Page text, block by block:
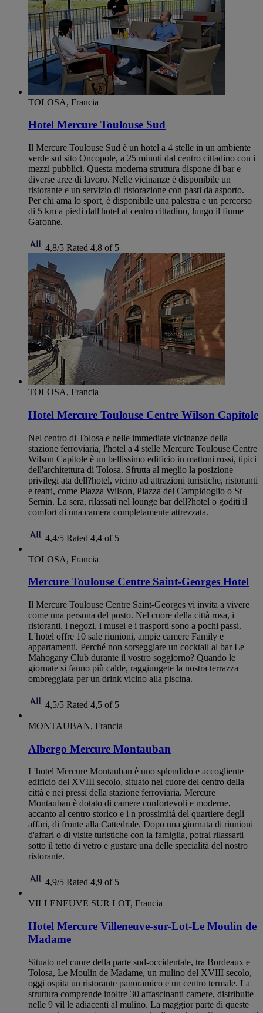
TOLOSA, Francia
Hotel Mercure Toulouse Sud
Il Mercure Toulouse Sud è un hotel a 4 stelle in un ambiente
verde sul sito Oncopole, a 25 minuti dal centro cittadino con i
mezzi pubblici. Questa moderna struttura dispone di bar e
diverse aree di lavoro. Nelle vicinanze è disponibile un
ristorante e un servizio di ristorazione con pasti da asporto.
Per chi ama lo sport, è disponibile una palestra e un percorso
di 5 km a piedi dall'hotel al centro cittadino, lungo il fiume
Garonne.
4,8/5 Rated 4,8 of 5
TOLOSA, Francia
Hotel Mercure Toulouse Centre Wilson Capitole
Nel centro di Tolosa e nelle immediate vicinanze della
stazione ferroviaria, l'hotel a 4 stelle Mercure Toulouse Centre
Wilson Capitole è un bellissimo edificio in mattoni rossi, tipici
dell'architettura di Tolosa. Sfrutta al meglio la posizione
privilegi ata dell?hotel, vicino ad attrazioni turistiche, ristoranti
e teatri, come Piazza Wilson, Piazza del Campidoglio o St
Sernin. La sera, rilassati nel lounge bar dell?hotel o goditi il
comfort di una camera completamente attrezzata.
4,4/5 Rated 4,4 of 5
TOLOSA, Francia
Mercure Toulouse Centre Saint-Georges Hotel
Il Mercure Toulouse Centre Saint-Georges vi invita a vivere
come una persona del posto. Nel cuore della città rosa, i
ristoranti, i negozi, i musei e i trasporti sono a pochi passi.
L'hotel offre 10 sale riunioni, ampie camere Family e
appartamenti. Perché non sorseggiare un cocktail al bar Le
Mahogany Club durante il vostro soggiorno? Quando le
giornate si fanno più calde, raggiungete la nostra terrazza
ombreggiata per un drink vicino alla piscina.
4,5/5 Rated 4,5 of 5
MONTAUBAN, Francia
Albergo Mercure Montauban
L'hotel Mercure Montauban è uno splendido e accogliente
edificio del XVIII secolo, situato nel cuore del centro della
città e nei pressi della stazione ferroviaria. Mercure
Montauban è dotato di camere confortevoli e moderne,
accanto al centro storico e i n prossimità del quartiere degli
affari, di fronte alla Cattedrale. Dopo una giornata di riunioni
d'affari o di visite turistiche con la famiglia, potrai rilassarti
sotto il tetto di vetro e gustare una delle specialità del nostro
ristorante.
4,9/5 Rated 4,9 of 5
VILLENEUVE SUR LOT, Francia
Hotel Mercure Villeneuve-sur-Lot-Le Moulin de
Madame
Situato nel cuore della parte sud-occidentale, tra Bordeaux e
Tolosa, Le Moulin de Madame, un mulino del XVIII secolo,
oggi ospita un ristorante panoramico e un centro termale. La
struttura comprende inoltre 30 affascinanti camere, distribuite
nelle 9 vil le adiacenti al mulino. La maggior parte di queste